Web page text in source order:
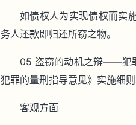
如债权人为实现债权而实
务人还款即归还所窃之物。
05 盗窃的动机之辩——犯
犯罪的量刑指导意见》实施细
客观方面